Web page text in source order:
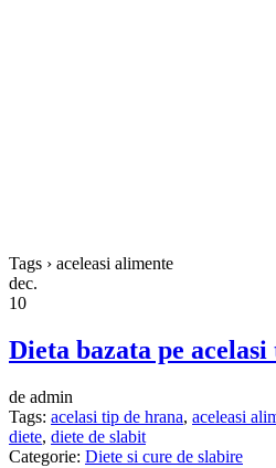
Tags › aceleasi alimente
dec.
10
Dieta bazata pe
de admin
Tags: acelasi tip de hrana, aceleasi
diete, diete de slabit
Categorie: Diete si cure de slabire